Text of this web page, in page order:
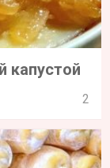
капустой
2